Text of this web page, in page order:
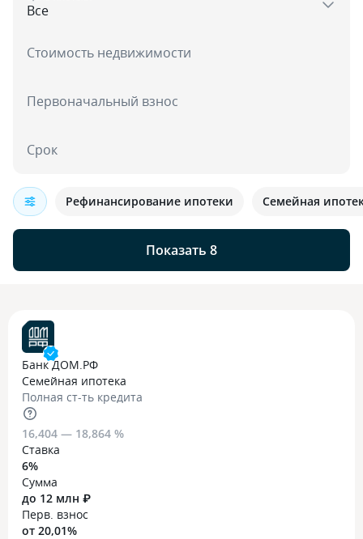
Стоимость недвижимости
Первоначальный взнос
Срок
Показать 8
Рефинансирование ипотеки Семейная
Банк ДОМ.РФ
Семейная ипотека
Полная ст-ть кредита
16,404 — 18,864 %
Ставка
6%
Сумма
до 12 млн ₽
Перв. взнос
от 20,01%